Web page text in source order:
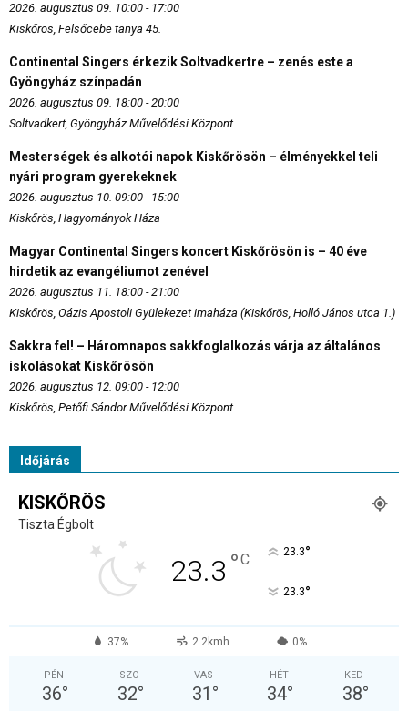
2026. augusztus 09. 10:00 - 17:00
Kiskőrös, Felsőcebe tanya 45.
Continental Singers érkezik Soltvadkertre – zenés este a
Gyöngyház színpadán
2026. augusztus 09. 18:00 - 20:00
Soltvadkert, Gyöngyház Művelődési Központ
Mesterségek és alkotói napok Kiskőrösön – élményekkel teli
nyári program gyerekeknek
2026. augusztus 10. 09:00 - 15:00
Kiskőrös, Hagyományok Háza
Magyar Continental Singers koncert Kiskőrösön is – 40 éve
hirdetik az evangéliumot zenével
2026. augusztus 11. 18:00 - 21:00
Kiskőrös, Oázis Apostoli Gyülekezet imaháza (Kiskőrös, Holló János utca 1.)
Sakkra fel! – Háromnapos sakkfoglalkozás várja az általános
iskolásokat Kiskőrösön
2026. augusztus 12. 09:00 - 12:00
Kiskőrös, Petőfi Sándor Művelődési Központ
Időjárás
KISKŐRÖS
Tiszta Égbolt
23.3 °C 23.3°
23.3°
37% 2.2kmh 0%
PÉN
36°
SZO
32°
VAS
31 °
HÉT
34°
KED
38°